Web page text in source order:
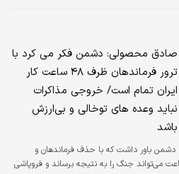
صادق محصولی: دشمن فکر می‌ کرد با
ترور فرماندهان ظرف ۴۸ ساعت کار
ایران تمام است/ خروجی مذاکرات
نباید وعده‌ های توخالی و بی‌ارزش
باشد
دشمن باور داشت که با حذف فرماندهان و
سیاسی ما، ظرف ۴۸ ساعت می‌تواند جنگ را به نتیجه برساند و فروپاشی